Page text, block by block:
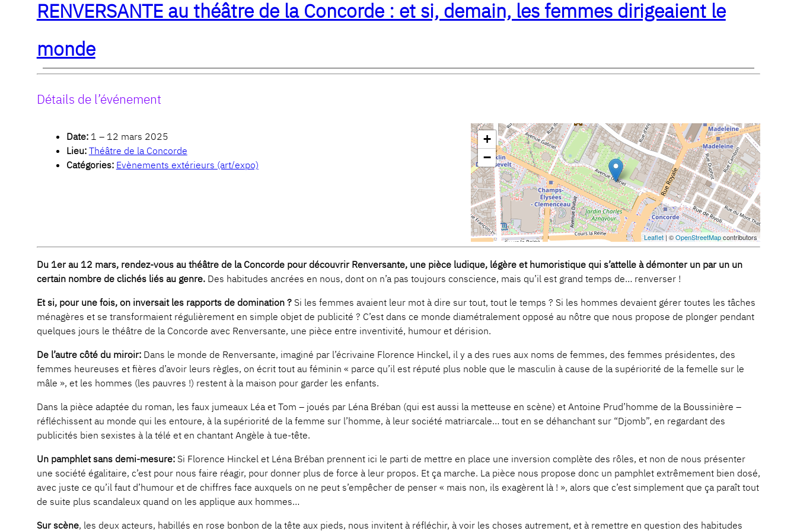
RENVERSANTE au théâtre de la Concorde : et si, demain, les femmes dirigeaient le
monde
Détails de l’événement
Date: 1 – 12 mars 2025
Lieu: Théâtre de la Concorde
Catégories: Evènements extérieurs (art/expo)
+
−
Leaflet| ©OpenStreetMapcontributors
Du 1er au 12 mars, rendez-vous au théâtre de la Concorde pour découvrir Renversante, une pièce ludique, légère et humoristique qui s’attelle à démonter un par un un
certain nombre de clichés liés au genre.Des habitudes ancrées en nous, dont on n’a pas toujours conscience, mais qu’il est grand temps de… renverser !
Et si, pour une fois, on inversait les rapports de domination ?Si les femmes avaient leur mot à dire sur tout, tout le temps ? Si les hommes devaient gérer toutes les tâches
ménagères et se transformaient régulièrement en simple objet de publicité ? C’est dans ce monde diamétralement opposé au nôtre que nous propose de plonger pendant
quelques jours le théâtre de la Concorde avec Renversante, une pièce entre inventivité, humour et dérision.
De l’autre côté du miroir: Dans le monde de Renversante, imaginé par l’écrivaine Florence Hinckel, il y a des rues aux noms de femmes, des femmes présidentes, des
femmes heureuses et fières d’avoir leurs règles, on écrit tout au féminin « parce qu’il est réputé plus noble que le masculin à cause de la supériorité de la femelle sur le
mâle », et les hommes (les pauvres !) restent à la maison pour garder les enfants.
Dans la pièce adaptée du roman, les faux jumeaux Léa et Tom – joués par Léna Bréban (qui est aussi la metteuse en scène) et Antoine Prud’homme de la Boussinière –
réfléchissent au monde qui les entoure, à la supériorité de la femme sur l’homme, à leur société matriarcale… tout en se déhanchant sur “Djomb”, en regardant des
publicités bien sexistes à la télé et en chantant Angèle à tue-tête.
Un pamphlet sans demi-mesure:Si Florence Hinckel et Léna Bréban prennent ici le parti de mettre en place une inversion complète des rôles, et non de nous présenter
une société égalitaire, c’est pour nous faire réagir, pour donner plus de force à leur propos. Et ça marche. La pièce nous propose donc un pamphlet extrêmement bien dosé,
avec juste ce qu’il faut d’humour et de chiffres face auxquels on ne peut s’empêcher de penser « mais non, ils exagèrent là ! », alors que c’est simplement que ça paraît tout
de suite plus scandaleux quand on les applique aux hommes…
Sur scène, les deux acteurs, habillés en rose bonbon de la tête aux pieds, nous invitent à réfléchir, à voir les choses autrement, et à remettre en question des habitudes